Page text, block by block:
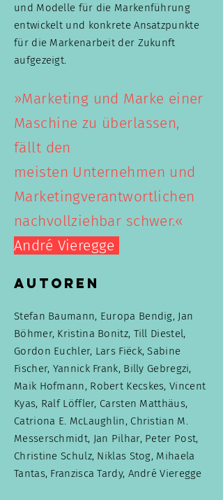
und Modelle für die Markenführung
entwickelt und konkrete Ansatzpunkte
für die Markenarbeit der Zukunft
aufgezeigt.
»Marketing und Marke einer
Maschine zu überlassen,
fällt den
meisten Unternehmen und
Marketingverantwortlichen
nachvollziehbar schwer.«
André Vieregge
Autoren
Stefan Baumann, Europa Bendig, Jan
Böhmer, Kristina Bonitz, Till Diestel,
Gordon Euchler, Lars Fiëck, Sabine
Fischer, Yannick Frank, Billy Gebregzi,
Maik Hofmann, Robert Kecskes, Vincent
Kyas, Ralf Löffler, Carsten Matthäus,
Catriona E. McLaughlin, Christian M.
Messerschmidt, Jan Pilhar, Peter Post,
Christine Schulz, Niklas Stog, Mihaela
Tantas, Franzisca Tardy, André Vieregge